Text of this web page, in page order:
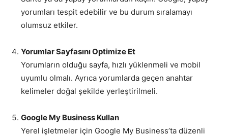
yorumları tespit edebilir ve bu durum sıralamayı
olumsuz etkiler.
Yorumlar Sayfasını Optimize Et
Yorumların olduğu sayfa, hızlı yüklenmeli ve mobil
uyumlu olmalı. Ayrıca yorumlarda geçen anahtar
kelimeler doğal şekilde yerleştirilmeli.
Google My Business Kullan
Yerel işletmeler için Google My Business’ta düzenli